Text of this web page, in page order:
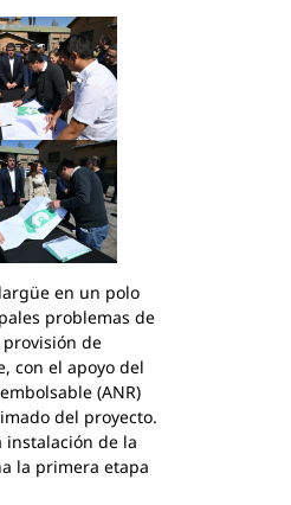
en un polo
problemas de
de
con el apoyo del
(ANR)
del proyecto.
instalación de la
la primera etapa